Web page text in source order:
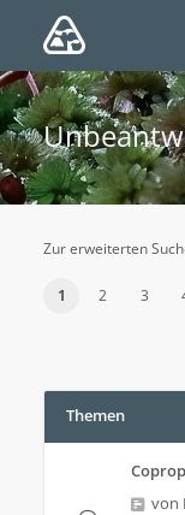
Zur erweiterten
1 2 3
Themen
von